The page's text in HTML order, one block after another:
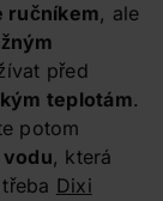
ručníkem, ale
před
teplotám.
potom
, která
Dixi